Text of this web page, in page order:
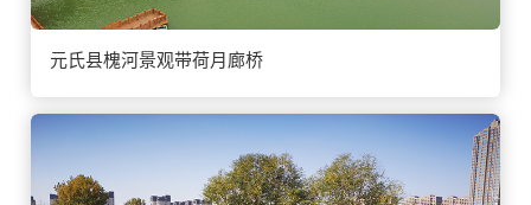
元氏县槐河景观带荷月廊桥